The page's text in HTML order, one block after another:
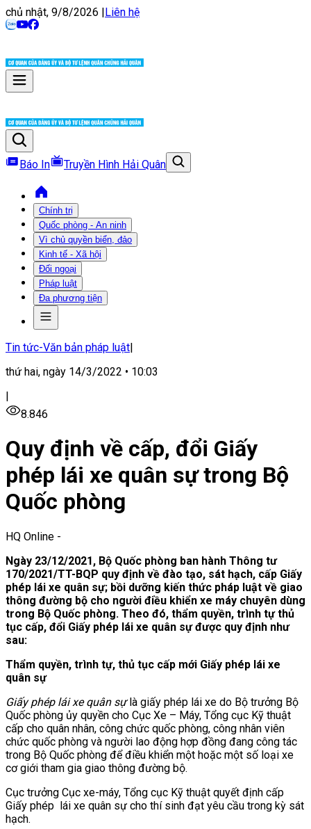
chủ nhật, 9/8/2026 |Liên hệ
Báo In Truyền Hình Hải Quân
Chính trị
Quốc phòng - An ninh
Vì chủ quyền biển, đảo
Kinh tế - Xã hội
Đối ngoại
Pháp luật
Đa phương tiện
Tin tức-Văn bản pháp luật|
thứ hai, ngày 14/3/2022 • 10:03
|
8.846
Quy định về cấp, đổi Giấy
phép lái xe quân sự trong Bộ
Quốc phòng
HQ Online -
Ngày 23/12/2021, Bộ Quốc phòng ban hành Thông tư
170/2021/TT-BQP quy định về đào tạo, sát hạch, cấp Giấy
phép lái xe quân sự; bồi dưỡng kiến thức pháp luật về giao
thông đường bộ cho người điều khiển xe máy chuyên dùng
trong Bộ Quốc phòng. Theo đó, thẩm quyền, trình tự thủ
tục cấp, đổi Giấy phép lái xe quân sự được quy định như
sau:
Thẩm quyền, trình tự, thủ tục cấp mới Giấy phép lái xe
quân sự
Giấy phép lái xe quân sựlà giấy phép lái xe do Bộ trưởng Bộ
Quốc phòng ủy quyền cho Cục Xe – Máy, Tổng cục Kỹ thuật
cấp cho quân nhân, công chức quốc phòng, công nhân viên
chức quốc phòng và người lao động hợp đồng đang công tác
trong Bộ Quốc phòng để điều khiển một hoặc một số loại xe
cơ giới tham gia giao thông đường bộ.
Cục trưởng Cục xe-máy, Tổng cục Kỹ thuật quyết định cấp
Giấy phép lái xe quân sự cho thí sinh đạt yêu cầu trong kỳ sát
hạch.